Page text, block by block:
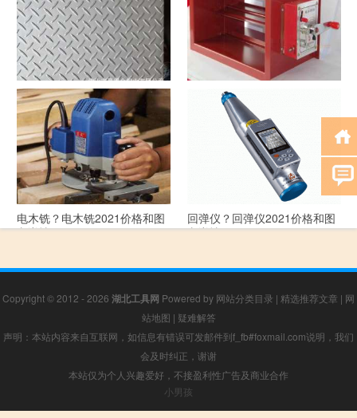
花纹板？花纹板2021价格和图
文详情
排烟阀？排烟阀2021价格和图
电木铣？电木铣2021价格和图
文详情
回弹仪？回弹仪2021价格和图
文详情
Copyright © 2012 - 2026 湖北工具网 Powered by 网站分类目录 | 精选推荐文章 | 网
站地图 | 疑难解答
声明：本站内容来自互联网，如信息有错误可发邮件到f_fb#foxmail.com说明，我们
会及时纠正，谢谢
本站仅为个人兴趣爱好，不接盈利性广告及商业合作
小男孩